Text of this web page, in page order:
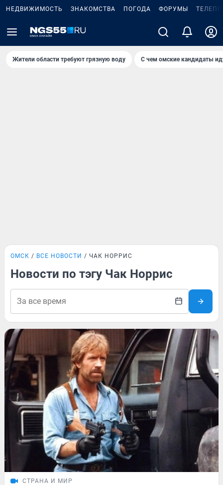
НЕДВИЖИМОСТЬ ЗНАКОМСТВА ПОГОДА ФОРУМЫ
Жители области требуют грязную воду С чем омские кандидаты
ОМСК ВСЕ НОВОСТИ ЧАК НОРРИС
Новости по тэгу Чак Норрис
СТРАНА И МИР